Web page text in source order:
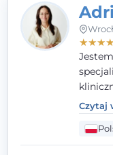
★★★★
Czytaj